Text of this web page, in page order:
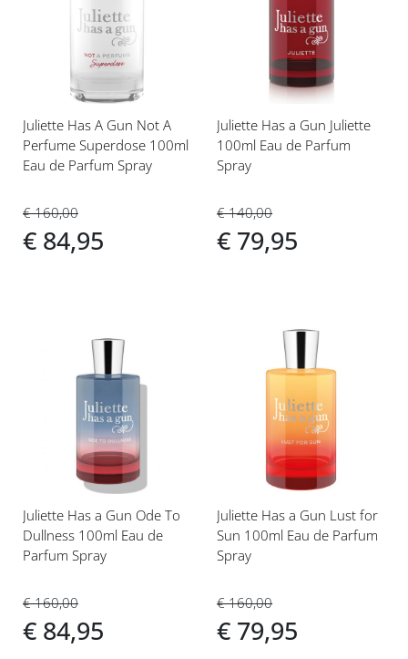
verlanglijst
Juliette Has A Gun Not A
Perfume Superdose 100ml
Eau de Parfum Spray
€ 160,00
€ 84,95
verlanglijst
Juliette Has a Gun Juliette
100ml Eau de Parfum
Spray
€ 140,00
€ 79,95
verlanglijst
Juliette Has a Gun Ode To
Dullness 100ml Eau de
Parfum Spray
€ 160,00
€ 84,95
Voeg
verlanglijst
Juliette Has a Gun Lust for
Sun 100ml Eau de Parfum
Spray
€ 160,00
€ 79,95